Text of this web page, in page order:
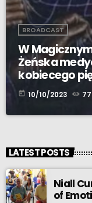
BROADCAST
W
Żeńska
kobiecego
today 10/10/2023
LATEST POSTS
Niall
of